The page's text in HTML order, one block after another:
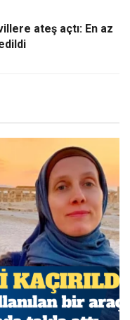
ateş açtı: En az